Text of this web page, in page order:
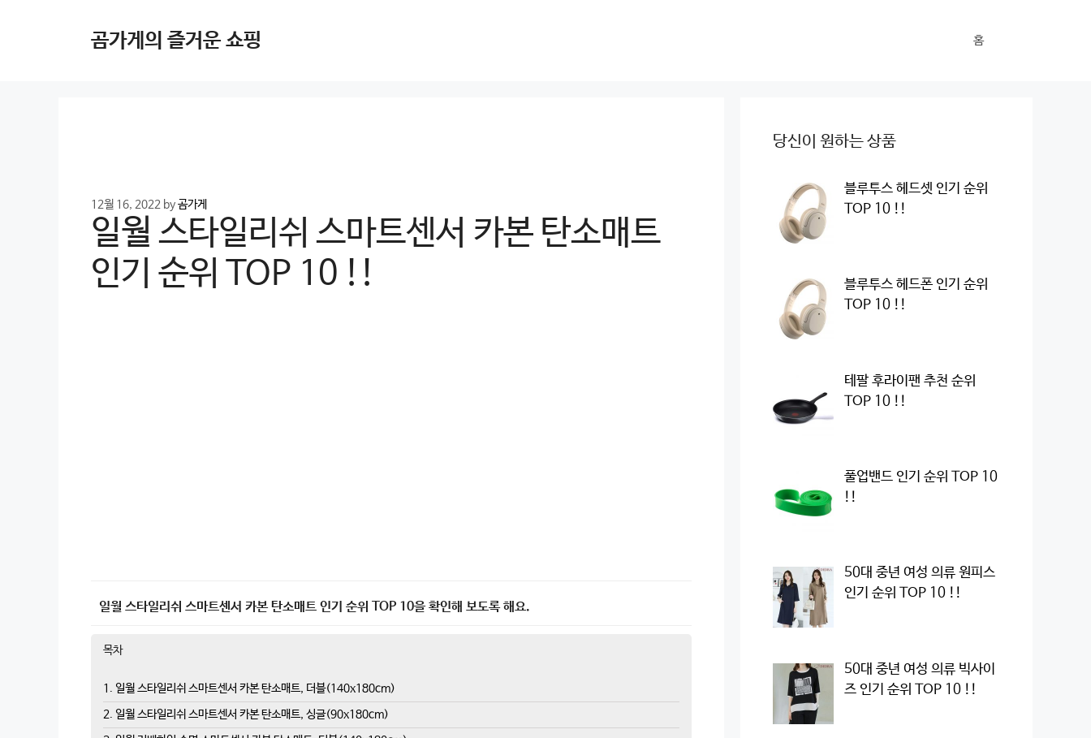
곰가게의 즐거운 쇼핑 홈
12월 16, 2022 by곰가게
일월 스타일리쉬 스마트센서 카본 탄소매트
인기 순위 TOP 10 !!
일월 스타일리쉬 스마트센서 카본 탄소매트 인기 순위 TOP 10을 확인해 보도록 해요.
목차
1. 일월 스타일리쉬 스마트센서 카본 탄소매트, 더블(140x180cm)
2. 일월 스타일리쉬 스마트센서 카본 탄소매트, 싱글(90x180cm)
당신이 원하는 상품
블루투스 헤드셋 인기 순위
TOP 10 !!
블루투스 헤드폰 인기 순위
TOP 10 !!
테팔 후라이팬 추천 순위
TOP 10 !!
풀업밴드 인기 순위 TOP 10
!!
50대 중년 여성 의류 원피스
인기 순위 TOP 10 !!
50대 중년 여성 의류 빅사이
즈 인기 순위 TOP 10 !!